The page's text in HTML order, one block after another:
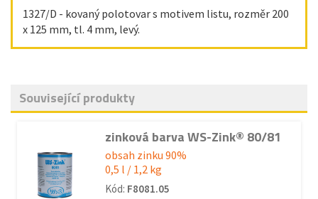
1327/D - kovaný polotovar s motivem listu, rozměr 200
x 125 mm, tl. 4 mm, levý.
Související produkty
zinková barva WS-Zink® 80/81
obsah zinku 90%
0,5 l / 1,2 kg
Kód: F8081.05